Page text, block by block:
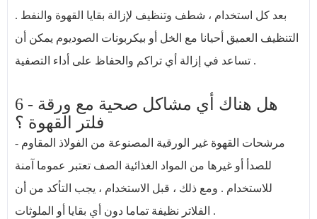
بعد كل استخدام ، شطف وتنظيف لإزالة بقايا القهوة والنفط .
التنظيف العميق أحيانا مع الخل أو بيكربونات الصوديوم يمكن أن
تساعد في إزالة أي تراكم والحفاظ على أداء التصفية .
6 - هل هناك أي مشاكل صحية مع ورقة
فلتر القهوة ؟
- مرشحات القهوة غير الورقية المصنوعة من الفولاذ المقاوم
للصدأ أو غيرها من المواد الغذائية الصف تعتبر عموما آمنة
للاستخدام . ومع ذلك ، قبل الاستخدام ، يجب التأكد من أن
الفلاتر نظيفة تماما دون أي بقايا أو الملوثات .